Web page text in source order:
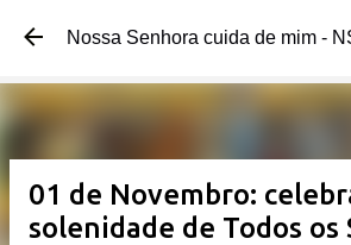
Pular para o conteúdo
Nossa Senhora cuida de mim -
01 de Novembro:
solenidade de Todos os